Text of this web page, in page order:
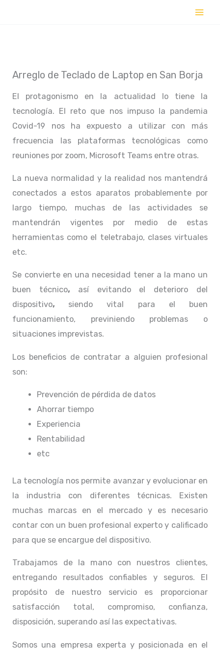
Arreglo de Teclado de Laptop en San Borja
El protagonismo en la actualidad lo tiene la
tecnología. El reto que nos impuso la pandemia
Covid-19 nos ha expuesto a utilizar con más
frecuencia las plataformas tecnológicas como
reuniones por zoom, Microsoft Teams entre otras.
La nueva normalidad y la realidad nos mantendrá
conectados a estos aparatos probablemente por
largo tiempo, muchas de las actividades se
mantendrán vigentes por medio de estas
herramientas como el teletrabajo, clases virtuales
etc.
Se convierte en una necesidad tener a la mano un
buen técnico, así evitando el deterioro del
dispositivo, siendo vital para el buen
funcionamiento, previniendo problemas o
situaciones imprevistas.
Los beneficios de contratar a alguien profesional
son:
Prevención de pérdida de datos
Ahorrar tiempo
Experiencia
Rentabilidad
etc
La tecnología nos permite avanzar y evolucionar en
la industria con diferentes técnicas. Existen
muchas marcas en el mercado y es necesario
contar con un buen profesional experto y calificado
para que se encargue del dispositivo.
Trabajamos de la mano con nuestros clientes,
entregando resultados confiables y seguros. El
propósito de nuestro servicio es proporcionar
satisfacción total, compromiso, confianza,
disposición, superando así las expectativas.
Somos una empresa experta y posicionada en el